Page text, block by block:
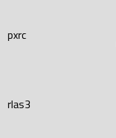
pxrc
rlas3